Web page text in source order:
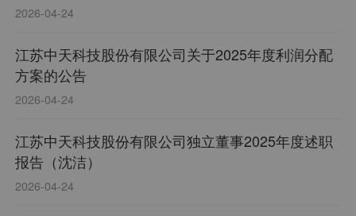
2026-04-24
江苏中天科技股份有限公司关于2025年度利润分配
方案的公告
2026-04-24
江苏中天科技股份有限公司独立董事2025年度述职
报告（沈洁）
2026-04-24